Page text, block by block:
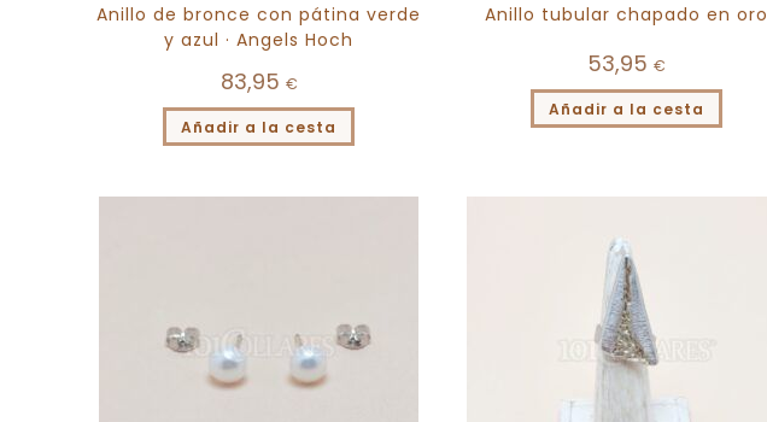
Anillo de bronce con pátina verde
y azul · Angels Hoch
83,95 €
Añadir a la cesta
Anillo tubular chapado en oro
53,95 €
Añadir a la cesta